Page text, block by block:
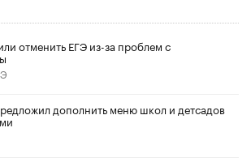
отменить ЕГЭ из-за проблем с
дополнить меню школ и детсадов